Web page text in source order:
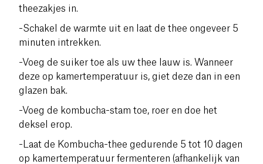
theezakjes in.
-Schakel de warmte uit en laat de thee ongeveer 5
minuten intrekken.
-Voeg de suiker toe als uw thee lauw is. Wanneer
deze op kamertemperatuur is, giet deze dan in een
glazen bak.
-Voeg de kombucha-stam toe, roer en doe het
deksel erop.
-Laat de Kombucha-thee gedurende 5 tot 10 dagen
op kamertemperatuur fermenteren (afhankelijk van